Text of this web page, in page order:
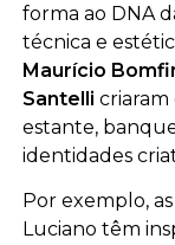
forma ao DNA
técnica e
Maurício
Santelli criaram
estante,
identidades
Por exemplo,
Luciano têm